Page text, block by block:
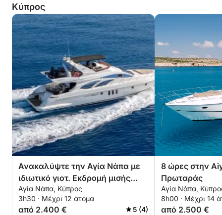
Κύπρος
Ανακαλύψτε την Αγία Νάπα με
ιδιωτικό γιοτ. Εκδρομή μισής
ημέρας
Αγία Νάπα, Κύπρος
3h30 · Μέχρι 12 άτομα
από 2.400 € 5 (4)
8 ώρες στην
Πρωταράς
Αγία Νάπα,
8h00 · Μέχρι 14
από 2.500 €